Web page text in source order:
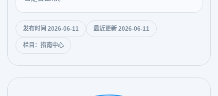
发布时间 2026-06-11 最近更新 2026-06-11
栏目：指南中心